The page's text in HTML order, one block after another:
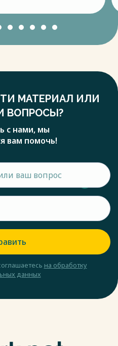
МАТЕРИАЛ ИЛИ
ВОПРОСЫ?
с нами, мы
вам помочь!
на обработку
данных